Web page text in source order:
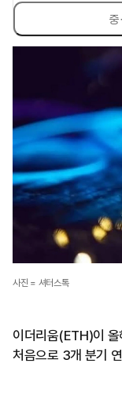
중
사진 = 셔터스톡
이더리움(ETH)이
처음으로 3개 분기